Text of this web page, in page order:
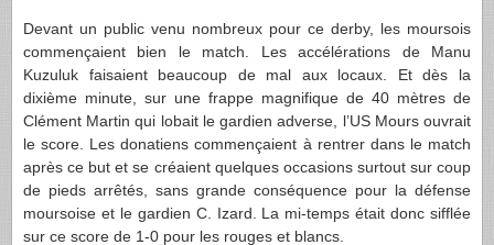
Devant un public venu nombreux pour ce derby, les moursois
commençaient bien le match. Les accélérations de Manu
Kuzuluk faisaient beaucoup de mal aux locaux. Et dès la
dixième minute, sur une frappe magnifique de 40 mètres de
Clément Martin qui lobait le gardien adverse, l’US Mours ouvrait
le score. Les donatiens commençaient à rentrer dans le match
après ce but et se créaient quelques occasions surtout sur coup
de pieds arrêtés, sans grande conséquence pour la défense
moursoise et le gardien C. Izard. La mi-temps était donc sifflée
sur ce score de 1-0 pour les rouges et blancs.